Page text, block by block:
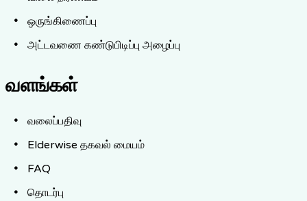
ஒருங்கிணைப்பு
அட்டவணை கண்டுபிடிப்பு அழைப்பு
வளங்கள்
வலைப்பதிவு
Elderwise தகவல் மையம்
FAQ
தொடர்பு